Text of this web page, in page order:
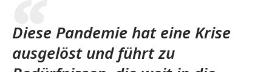
Diese Pandemie hat eine Krise
ausgelöst und führt zu